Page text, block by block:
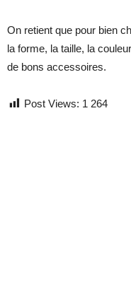
On retient que pour bien
la forme, la taille, la
de bons accessoires.
Post Views: 1 264